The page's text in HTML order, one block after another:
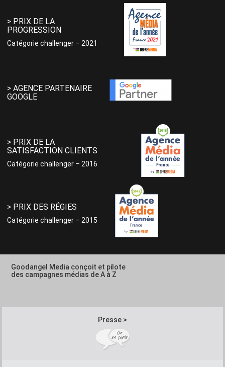
> PRIX DE LA
PROGRESSION
Catégorie challenger – 2021
> AGENCE PARTENAIRE
GOOGLE
> PRIX DE LA
SATISFACTION CLIENTS
Catégorie challenger – 2016
> PRIX DES RÉGIES
Catégorie challenger – 2015
Goodangel Media conçoit et pilote
des campagnes médias de A à Z
Presse >